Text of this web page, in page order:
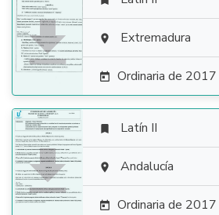
  Extremadura
 Ordinaria de 2017

 Latín II
 Andalucía
 Ordinaria de 2017